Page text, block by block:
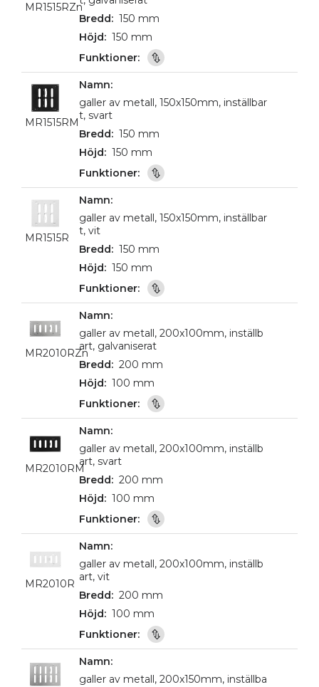
MR1515RZn
150 mm
150 mm
MR1515RM
galler av metall, 150x150mm, inställbar
t, svart
150 mm
150 mm
MR1515R
galler av metall, 150x150mm, inställbar
t, vit
150 mm
150 mm
MR2010RZn
galler av metall, 200x100mm, inställb
art, galvaniserat
200 mm
100 mm
MR2010RM
galler av metall, 200x100mm, inställb
art, svart
200 mm
100 mm
MR2010R
galler av metall, 200x100mm, inställb
art, vit
200 mm
100 mm
galler av metall, 200x150mm, inställba